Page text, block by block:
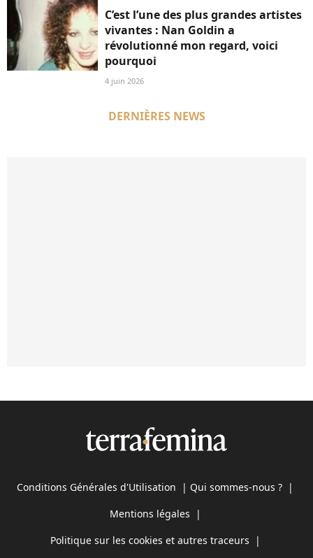
C’est l’une des plus grandes artistes
vivantes : Nan Goldin a
révolutionné mon regard, voici
pourquoi
4 juin 2026
DERNIÈRES NEWS
Conditions Générales d'Utilisation | Qui sommes-nous ? |
Mentions légales |
Politique sur les cookies et autres traceurs |